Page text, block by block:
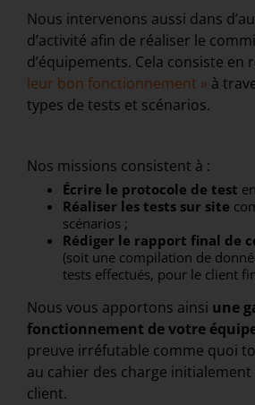
Nous intervenons aussi dans
d’activité afin de réaliser le
d’équipements. Cela consiste en
leur bon fonctionnement » à
types de tests et scénarios.
Nos missions consistent à :
Écrire le protocole de test
Réaliser les tests sur site
scénarios ;
Rédiger le rapport final de
(soit une compilation de
tests effectués, pour le client
Nous vous apportons ainsi une
fonctionnement de votre
preuve irréfutable comme quoi
au cahier des charge
client.